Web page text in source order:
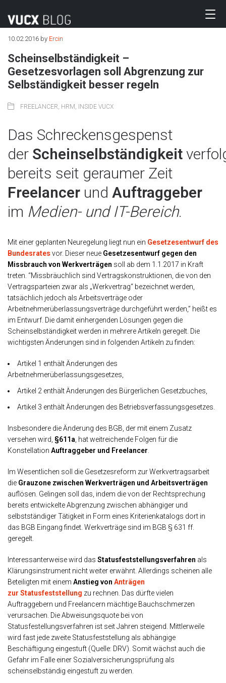
10.02.2016 by Ercin
Scheinselbständigkeit –
Gesetzesvorlagen soll Abgrenzung zur
Selbständigkeit besser regeln
FREELANCER, HRM, INSIDE VUCX
Das Schreckensgespenst
der Scheinselbständigkeit
bereits seit geraumer Zeit
Freelancer und Auftraggeber
im Medien- und IT-Bereich.
Mit einer geplanten Neuregelung liegt nun ein Gesetzesentwurf des
Bundesrates vor. Dieser neue Gesetzesentwurf gegen den
Missbrauch von Werkverträgen soll ab dem 1.1.2017 in Kraft
treten. “Missbräuchlich sind Vertragskonstruktionen, die von den
Vertragsparteien zwar als „Werkvertrag“ bezeichnet werden,
tatsächlich jedoch als Arbeitsverträge oder
Arbeitnehmerüberlassungsverträge durchgeführt werden,” heißt es
im Entwurf. Die damit einhergenden Lösungen gegen die
Scheinselbständigkeit werden in mehrere Artikeln geregelt. Die
wichtigsten Änderungen sind in folgenden Artikeln zu finden:
Artikel 1 enthält Änderungen des
Arbeitnehmerüberlassungsgesetzes,
Artikel 2 enthält Änderungen des Bürgerlichen Gesetzbuches,
Artikel 3 enthält Änderungen des Betriebsverfassungsgesetzes.
Insbesondere die Änderung des BGB, der mit einem Zusatz
versehen wird, §611a , hat weitreichende Folgen für die
Konstellation Auftraggeber und Freelancer
Im Wesentlichen soll die Gesetzesreform zur Werkvertragsarbeit
die Grauzone zwischen Werkverträgen und Arbeitsverträgen
auflösen. Gelingen soll das, indem die von der Rechtsprechung
bereits entwickelte Abgrenzung zwischen abhängiger und
selbstständiger Tätigkeit in Form eines Kriterienkatalogs dort in
das BGB Eingang findet. Werkverträge sind im BGB § 631 ff.
geregelt.
Interessanterweise wird das Statusfeststellungsverfahren als
Klärungsinstrument nicht weiter erwähnt. Allerdings scheinen alle
Beteiligten mit einem Anstieg von Anträgen
zur Statusfeststellung zu rechnen. Das dürfte vielen
Auftraggebern und Freelancern mächtige Bauchschmerzen
verursachen. Die Abweisungsquote bei von
Statusfestellungsverfahren ist seit Jahren steigend. Mittlerweile
wird fast jede zweite Statusfeststellung als abhängige
Beschäftigung eingestuft (Quelle: DRV). Somit wächst auch die
Gefahr im Falle einer Sozialversicherungsprüfung als
scheinselbständig eingestuft zu werden.